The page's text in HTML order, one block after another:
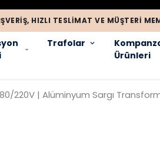
HIZLI TESLIMAT VE MÜŞTERI
Trafolar
Ürünleri
220V | Alüminyum Sargı